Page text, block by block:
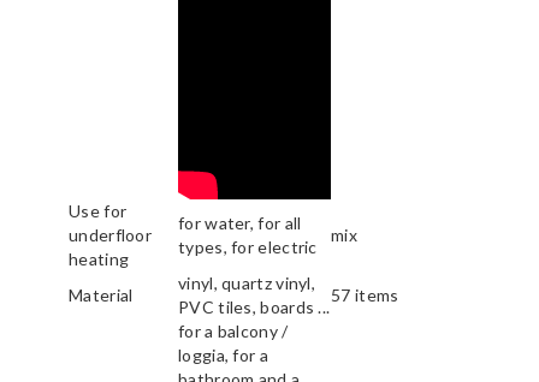
Use for
underfloor
heating
for water, for all
types, for electric
mix
Material
vinyl, quartz vinyl,
PVC tiles, boards ...
57 items
for a balcony /
loggia, for a